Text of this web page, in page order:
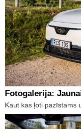
Fotogalerija:
Kaut kas ļoti pazīstams